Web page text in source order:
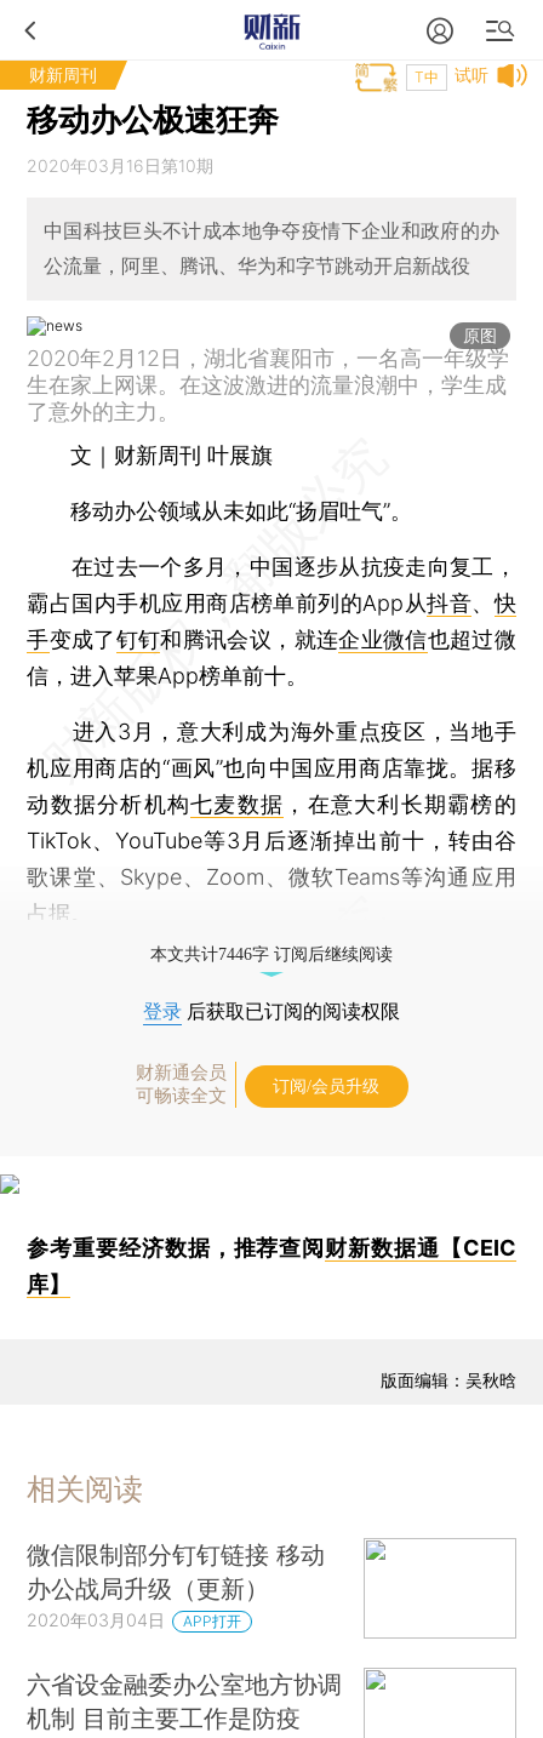
财新周刊 试听
T中
移动办公极速狂奔
2020年03月16日第10期
中国科技巨头不计成本地争夺疫情下企业和政府的办
公流量，阿里、腾讯、华为和字节跳动开启新战役
原图
2020年2月12日，湖北省襄阳市，一名高一年级学
生在家上网课。在这波激进的流量浪潮中，学生成
了意外的主力。
文｜财新周刊 叶展旗
移动办公领域从未如此“扬眉吐气”。
在过去一个多月，中国逐步从抗疫走向复工，
霸占国内手机应用商店榜单前列的App从抖音、快
手变成了钉钉和腾讯会议，就连企业微信也超过微
信，进入苹果App榜单前十。
进入3月，意大利成为海外重点疫区，当地手
机应用商店的“画风”也向中国应用商店靠拢。据移
动数据分析机构七麦数据 ，在意大利长期霸榜的
TikTok、YouTube等3月后逐渐掉出前十，转由谷
歌课堂、Skype、Zoom、微软Teams等沟通应用
占据。
本文共计7446字 订阅后继续阅读
登录 后获取已订阅的阅读权限
财新通会员
可畅读全文
订阅/会员升级
参考重要经济数据，推荐查阅 财新数据通【CEIC
库】
版面编辑：吴秋晗
相关阅读
微信限制部分钉钉链接 移动
办公战局升级（更新）
2020年03月04日 APP打开
六省设金融委办公室地方协调
机制 目前主要工作是防疫